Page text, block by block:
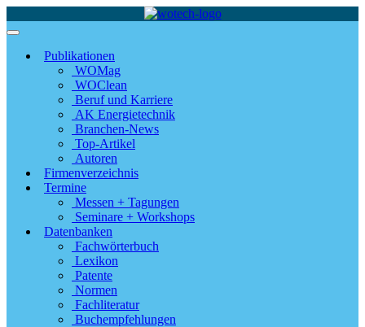
Publikationen
WOMag
WOClean
Beruf und Karriere
AK Energietechnik
Branchen-News
Top-Artikel
Autoren
Firmenverzeichnis
Termine
Messen + Tagungen
Seminare + Workshops
Datenbanken
Fachwörterbuch
Lexikon
Patente
Normen
Fachliteratur
Buchempfehlungen